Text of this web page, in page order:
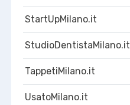
StartUpMilano.it
StudioDentistaMilano.it
TappetiMilano.it
UsatoMilano.it